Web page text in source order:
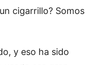
cigarrillo? Somos
y eso ha sido